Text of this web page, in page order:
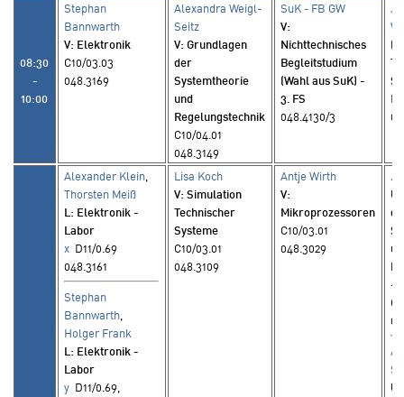
08:30
-
10:00
Stephan
Bannwarth
V: Elektronik
C10/03.03
048.3169
Alexandra Weigl-
Seitz
V: Grundlagen
der
Systemtheorie
und
Regelungstechnik
C10/04.01
048.3149
SuK - FB GW
V:
Nichttechnisches
Begleitstudium
(Wahl aus SuK) -
3. FS
048.4130/3
L
Alexander Klein
Thorsten Meiß
L : Elektronik -
Labor
x D11/0.69
048.3161
Stephan
Bannwarth,
Holger Frank
L: Elektronik -
Labor
y D11/0.69,
Lisa Koch
V: Simulation
Technischer
Systeme
C10/03.01
048.3109
Antje Wirth
V:
Mikroprozessoren
C10/03.01
048.3029
Ü
-
Ü